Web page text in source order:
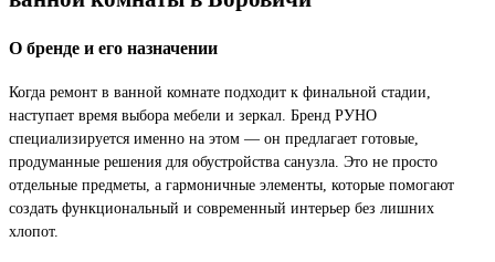
О бренде и его назначении
Когда ремонт в ванной комнате подходит к финальной стадии,
наступает время выбора мебели и зеркал. Бренд РУНО
специализируется именно на этом — он предлагает готовые,
продуманные решения для обустройства санузла. Это не просто
отдельные предметы, а гармоничные элементы, которые помогают
создать функциональный и современный интерьер без лишних
хлопот.